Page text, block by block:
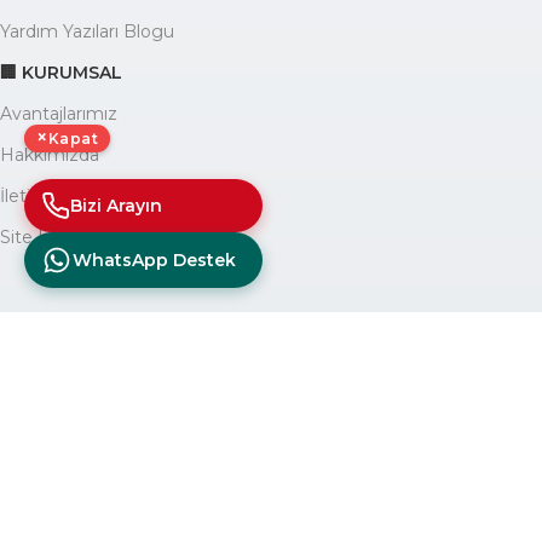
Yardım Yazıları Blogu
🏢 KURUMSAL
Avantajlarımız
Hakkımızda
İletişim
Site Haritası
× Kapat
Bizi Arayın
WhatsApp Destek